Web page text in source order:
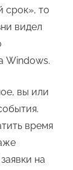
срок», то
видел
Windows.
вы или
время
на